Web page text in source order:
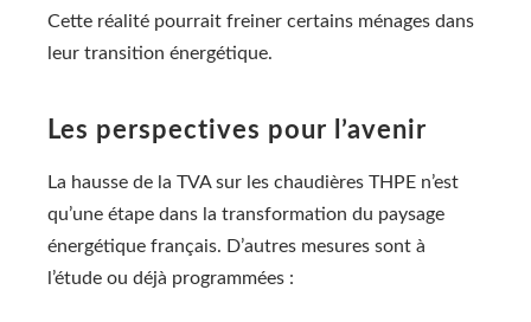
Cette réalité pourrait freiner certains ménages dans
leur transition énergétique.
Les perspectives pour l’avenir
La hausse de la TVA sur les chaudières THPE n’est
qu’une étape dans la transformation du paysage
énergétique français. D’autres mesures sont à
l’étude ou déjà programmées :